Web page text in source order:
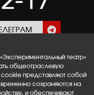
театр»
общеотраслевую
представляют собой
сохраняются на
и обеспечивают